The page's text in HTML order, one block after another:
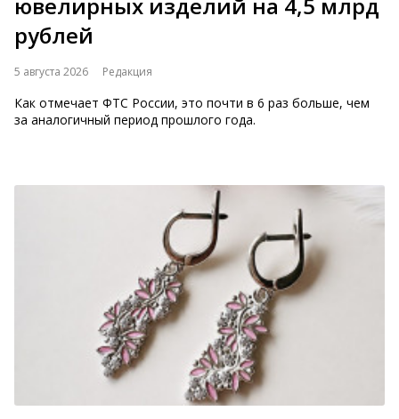
рублей
5 августа 2026 Редакция
Как отмечает ФТС России, это почти в 6 раз больше, чем
за аналогичный период прошлого года.